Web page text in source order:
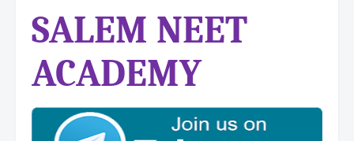
SALEM NEET
ACADEMY